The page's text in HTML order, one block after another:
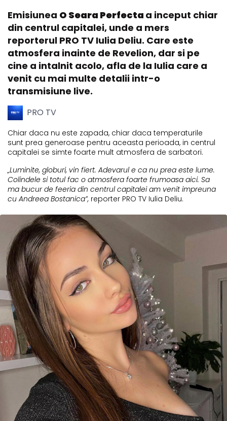
Emisiunea O Seara Perfecta a inceput chiar
din centrul capitalei, unde a mers
reporterul PRO TV Iulia Deliu. Care este
atmosfera inainte de Revelion, dar si pe
cine a intalnit acolo, afla de la Iulia care a
venit cu mai multe detalii intr-o
transmisiune live.
PRO TV
Chiar daca nu este zapada, chiar daca temperaturile
sunt prea generoase pentru aceasta perioada, in centrul
capitalei se simte foarte mult atmosfera de sarbatori.
„Luminite, globuri, vin fiert. Adevarul e ca nu prea este lume.
Colindele si totul fac o atmosfera foarte frumoasa aici. Sa
ma bucur de feeria din centrul capitalei am venit impreuna
cu Andreea Bostanica”, reporter PRO TV Iulia Deliu.